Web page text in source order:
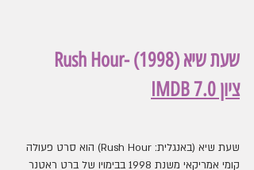
שעת שיא (1998) -Rush Hour
ציון IMDB 7.0
שעת שיא (באנגלית: Rush Hour) הוא סרט פעולה
קומי אמריקאי משנת 1998 בבימויו של ברט ראטנר